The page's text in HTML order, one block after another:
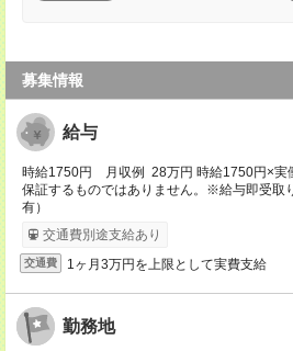
募集情報
給与
時給1750円 月収例 28万円 時給1750円×
保証するものではありません。※給与即受取
有）
交通費別途支給あり
交通費 1ヶ月3万円を上限として実費支給
勤務地